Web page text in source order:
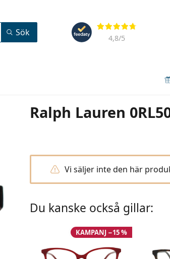
Recensioner
4,8/5
Sök
Ralph Lauren
Vi säljer inte den här
Du kanske också gillar:
KAMPANJ −15 %